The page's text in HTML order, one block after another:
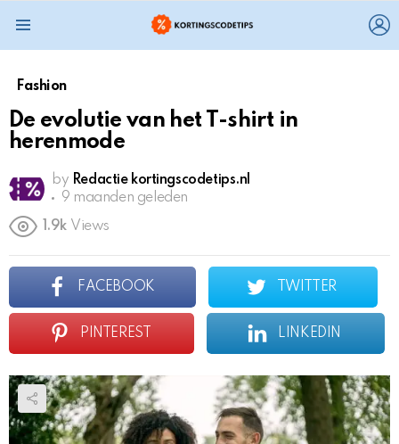
Fashion
De evolutie van het T-shirt in
herenmode
by Redactie kortingscodetips.nl
9 maanden geleden
1.9k Views
FACEBOOK TWITTER
PINTEREST LINKEDIN